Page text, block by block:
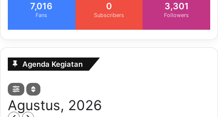
7,016
Fans
0
Subscribers
3,301
Followers
Agenda Kegiatan
Agustus, 2026